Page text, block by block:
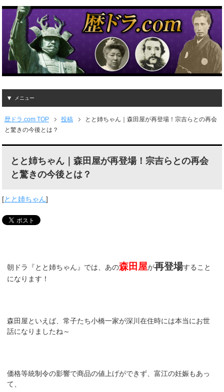
メニュー
歴ドラ.com TOP 投稿
とと姉ちゃん｜森田屋が再登場！宗吉らとの再会
と驚きの今後とは？
とと姉ちゃん｜森田屋が再登場！宗吉らとの再会
と驚きの今後とは？
[とと姉ちゃん]
朝ドラ『とと姉ちゃん』では、あの森田屋が再登場すること
になります！
森田屋といえば、常子たち小橋一家が深川在住時には本当にお世
話になりましたね～
価格等統制令の影響で商品の値上げができず、富江の妊娠もあっ
て、